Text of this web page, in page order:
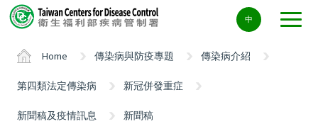
Center
block
中
Home 傳染病與防疫專題 傳染病介紹
第四類法定傳染病 新冠併發重症
新聞稿及疫情訊息 新聞稿